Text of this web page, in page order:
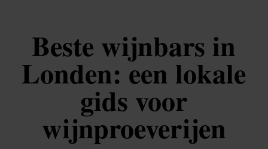
Beste wijnbars in
Londen: een lokale
gids voor
wijnproeverijen